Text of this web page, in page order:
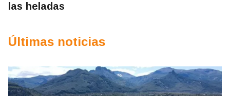
las heladas
Últimas noticias